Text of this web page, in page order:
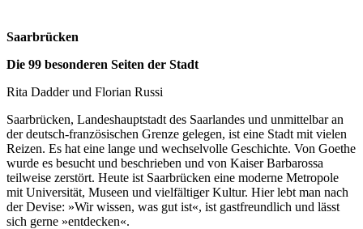
Saarbrücken
Die 99 besonderen Seiten der Stadt
Rita Dadder und Florian Russi
Saarbrücken, Landeshauptstadt des Saarlandes und unmittelbar an
der deutsch-französischen Grenze gelegen, ist eine Stadt mit vielen
Reizen. Es hat eine lange und wechselvolle Geschichte. Von Goethe
wurde es besucht und beschrieben und von Kaiser Barbarossa
teilweise zerstört. Heute ist Saarbrücken eine moderne Metropole
mit Universität, Museen und vielfältiger Kultur. Hier lebt man nach
der Devise: »Wir wissen, was gut ist«, ist gastfreundlich und lässt
sich gerne »entdecken«.